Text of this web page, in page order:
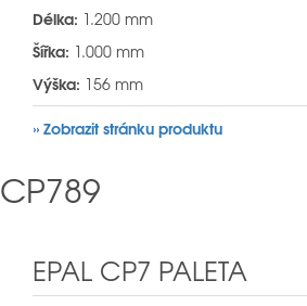
Délka: 1.200 mm
Šířka: 1.000 mm
Výška: 156 mm
» Zobrazit stránku produktu
CP789
EPAL CP7 PALETA